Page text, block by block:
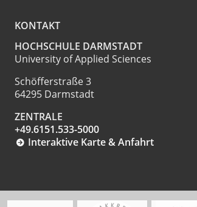
KONTAKT
HOCHSCHULE DARMSTADT
University of Applied Sciences
Schöfferstraße 3
64295 Darmstadt
ZENTRALE
+49.6151.533-5000
Interaktive Karte & Anfahrt